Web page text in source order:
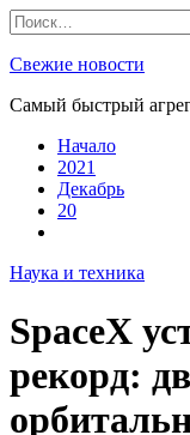
Skip
to
content
Найти:
Свежие новости
Самый быстрый
Начало
2021
Декабрь
20
Наука и техника
SpaceX
рекорд: